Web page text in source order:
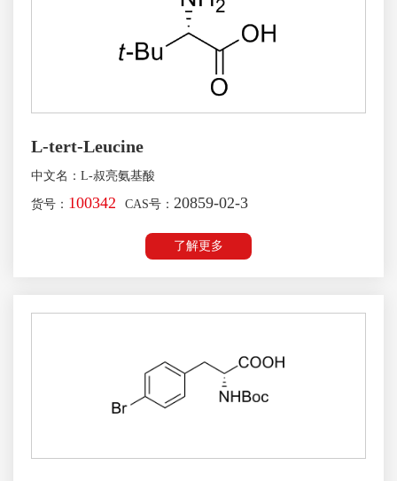
L-tert-Leucine
中文名：L-叔亮氨基酸
货号： 100342 CAS号： 20859-02-3
了解更多